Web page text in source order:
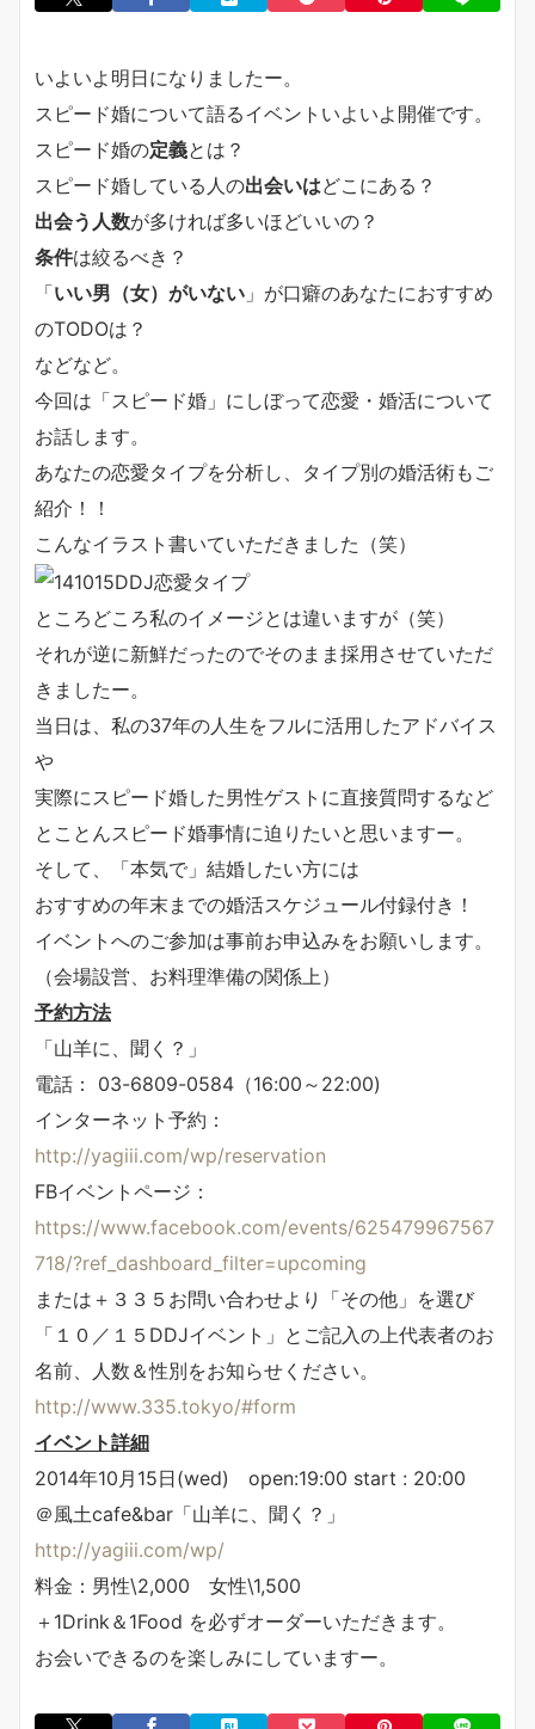
いよいよ明日になりましたー。
スピード婚について語るイベントいよいよ開催です。
スピード婚の定義とは？
スピード婚している人の出会いはどこにある？
出会う人数が多ければ多いほどいいの？
条件は絞るべき？
「いい男（女）がいない 」が口癖のあなたにおすすめ
のTODOは？
などなど。
今回は「スピード婚」にしぼって恋愛・婚活について
お話します。
あなたの恋愛タイプを分析し、タイプ別の婚活術もご
紹介！！
こんなイラスト書いていただきました（笑）
ところどころ私のイメージとは違いますが（笑）
それが逆に新鮮だったのでそのまま採用させていただ
きましたー。
当日は、私の37年の人生をフルに活用したアドバイス
や
実際にスピード婚した男性ゲストに直接質問するなど
とことんスピード婚事情に迫りたいと思いますー。
そして、「本気で」結婚したい方には
おすすめの年末までの婚活スケジュール付録付き！
イベントへのご参加は事前お申込みをお願いします。
（会場設営、お料理準備の関係上）
予約方法
「山羊に、聞く？」
電話： 03-6809-0584（16:00～22:00)
インターネット予約：
http://yagiii.com/wp/reservation
FBイベントページ：
https://www.facebook.com/events/625479967567
718/?ref_dashboard_filter=upcoming
または＋３３５お問い合わせより「その他」を選び
「１０／１５DDJイベント」とご記入の上代表者のお
名前、人数＆性別をお知らせください。
http://www.335.tokyo/#form
イベント詳細
2014年10月15日(wed) open:19:00 start : 20:00
＠風土cafe&bar「山羊に、聞く？」
http://yagiii.com/wp/
料金：男性\2,000 女性\1,500
＋1Drink＆1Food を必ずオーダーいただきます。
お会いできるのを楽しみにしていますー。